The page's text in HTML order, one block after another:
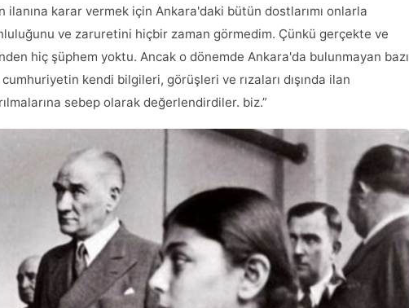
karar vermek için Ankara'daki bütün dostlarımı onlarla
ve zaruretini hiçbir zaman görmedim. Çünkü gerçekte ve
hiç şüphem yoktu. Ancak o dönemde Ankara'da bulunmayan bazı
kendi bilgileri, görüşleri ve rızaları dışında ilan
sebep olarak değerlendirdiler. biz.”